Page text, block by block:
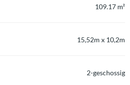
109.17 m²
15,52m x 10,2m
2-geschossig